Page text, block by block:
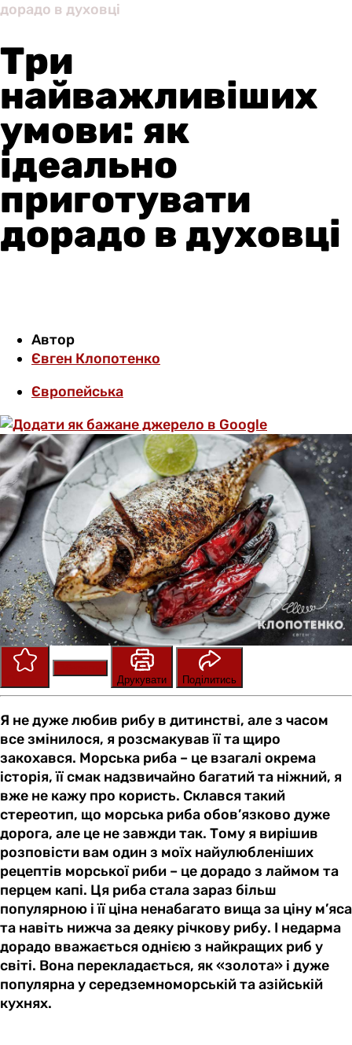
дорадо в духовці
Три
найважливіших
умови: як
ідеально
приготувати
дорадо в духовці
Автор
Євген Клопотенко
Європейська
Друкувати
Поділитись
Я не дуже любив рибу в дитинстві, але з часом
все змінилося, я розсмакував її та щиро
закохався. Морська риба – це взагалі окрема
історія, її смак надзвичайно багатий та ніжний, я
вже не кажу про користь. Склався такий
стереотип, що морська риба обов’язково дуже
дорога, але це не завжди так. Тому я вирішив
розповісти вам один з моїх найулюбленіших
рецептів морської риби – це дорадо з лаймом та
перцем капі. Ця риба стала зараз більш
популярною і її ціна ненабагато вища за ціну м’яса
та навіть нижча за деяку річкову рибу. І недарма
дорадо вважається однією з найкращих риб у
світі. Вона перекладається, як «золота» і дуже
популярна у середземноморській та азійській
кухнях.